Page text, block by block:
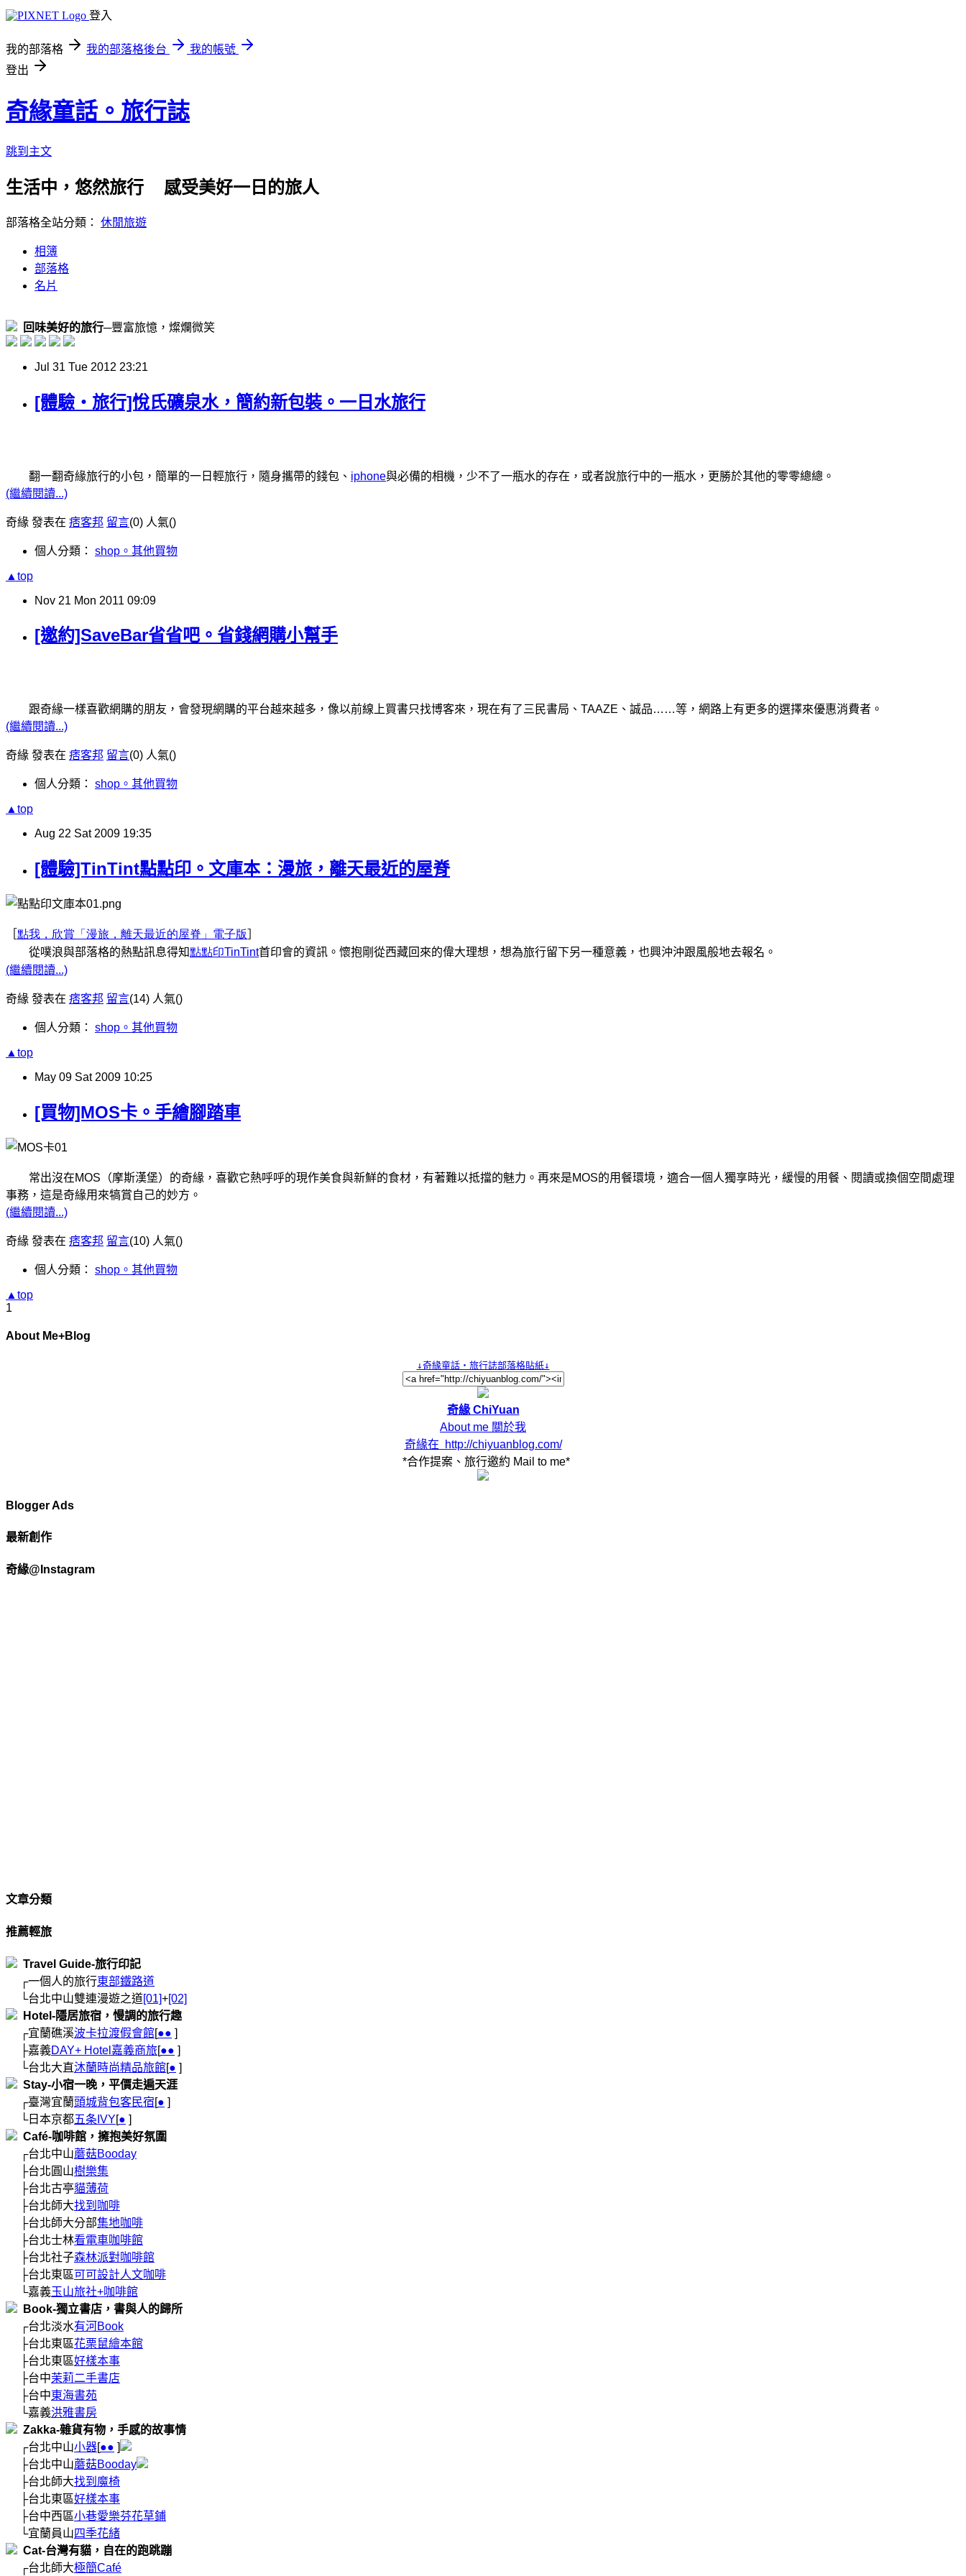
登入
我的部落格 我的部落格後台
我的帳號
登出
奇緣童話。旅行誌
跳到主文
生活中，悠然旅行    感受美好一日的旅人
部落格全站分類： 休閒旅遊
相簿
部落格
名片
  回味美好的旅行
Jul 31 Tue 2012 23:21
[體驗‧旅行]悅氏礦泉水，簡約新包裝。一日水旅行
翻一翻奇緣旅行的小包，簡單的一日輕旅行，隨身攜帶的錢包、 iphone與必備的相機，少不了一瓶水的存在，或者說旅行中的一瓶水，更勝於其他的零零總總。
(繼續閱讀...)
奇緣 發表在 痞客邦 留言(0) 人氣()
個人分類： shop。其他買物
▲top
Nov 21 Mon 2011 09:09
[邀約]SaveBar省省吧。省錢網購小幫手
跟奇緣一樣喜歡網購的朋友，會發現網購的平台越來越多，像以前線上買書只找博客來，現在有了三民書局、TAAZE、誠品……等，網路上有更多的選擇來優惠消費者。
(繼續閱讀...)
奇緣 發表在 痞客邦 留言(0) 人氣()
個人分類： shop。其他買物
▲top
Aug 22 Sat 2009 19:35
[體驗]TinTint點點印。文庫本：漫旅，離天最近的屋脊
點我，欣賞 「漫旅，離天最近的屋脊」電子版
從噗浪與部落格的熱點訊息得知點點印TinTint首印會的資訊。懷抱剛從西藏回來的偉大理想，想為旅行留下另一種意義，也興沖沖跟風般地去報名。
(繼續閱讀...)
奇緣 發表在 痞客邦 留言(14) 人氣()
個人分類： shop。其他買物
▲top
May 09 Sat 2009 10:25
[買物]MOS卡。手繪腳踏車
常出沒在MOS（摩斯漢堡）的奇緣，喜歡它熱呼呼的現作美食與新鮮的食材，有著難以抵擋的魅力。再來是MOS的用餐環境，適合一個人獨享時光，緩慢的用餐、閱讀或換個空間處理
事務，這是奇緣用來犒賞自己的妙方。
(繼續閱讀...)
奇緣 發表在 痞客邦 留言(10) 人氣()
個人分類： shop。其他買物
▲top
1
About Me+Blog
奇緣 ChiYuan
About me 關於我
奇緣在  http://chiyuanblog.com/
  *合作提案、旅行邀約 Mail to me*
Blogger Ads
最新創作
奇緣@Instagram
文章分類
推薦輕旅
  Travel Guide-旅行印記
     ┌一個人的旅行
東部鐵路道
     └台北中山雙連漫遊之道
[01]+[02]
  Hotel-隱居旅宿，慢調的旅行趣
     ┌宜蘭礁溪
波卡拉渡假會館[●● ]
     ├嘉義
DAY+ Hotel嘉義商旅[●● ]
     └台北大直
沐蘭時尚精品旅館[●
  Stay-小宿一晚，平價走遍天涯
     ┌臺灣宜蘭
頭城背包客民宿[● ]
     └日本京都
五条IVY[●
  Café-咖啡館，擁抱美好氛圍
     ┌台北中山
蘑菇Booday
     ├台北圓山
樹樂集
     ├台北古亭
貓薄荷
     ├台北師大
找到咖啡
     ├台北師大分部
集地咖啡
     ├台北士林
看電車咖啡館
     ├台北社子
森林派對咖啡館
     ├台北東區
可可設計人文咖啡
     └嘉義
玉山旅社+咖啡館
  Book-獨立書店，書與人的歸所
     ┌台北淡水
有河Book
     ├台北東區
花栗鼠繪本館
     ├台北東區
好樣本事
     ├台中
茉莉二手書店
     ├台中
東海書苑
     └嘉義
洪雅書房
  Zakka-雜貨有物，手感的故事情
     ┌台北中山
小器[●● ]
     ├台北中山
蘑菇Booday
     ├台北師大
找到魔椅
     ├台北東區
好樣本事
     ├台中西區
小巷愛樂芬花草鋪
     └宜蘭員山
四季花緒
  Cat-台灣有貓，自在的跑跳蹦
     ┌台北師大
極簡Café